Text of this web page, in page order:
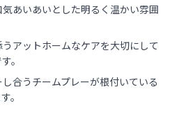
あいあいとした明るく温かい雰囲
アットホームなケアを大切にして
。
合うチームプレーが根付いている
。